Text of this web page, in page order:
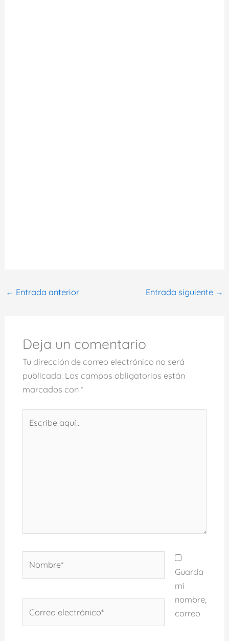
← Entrada anterior Entrada siguiente →
Deja un comentario
Tu dirección de correo electrónico no será
publicada. Los campos obligatorios están
marcados con *
aquí...
electrónico*
Guarda
mi
nombre,
correo